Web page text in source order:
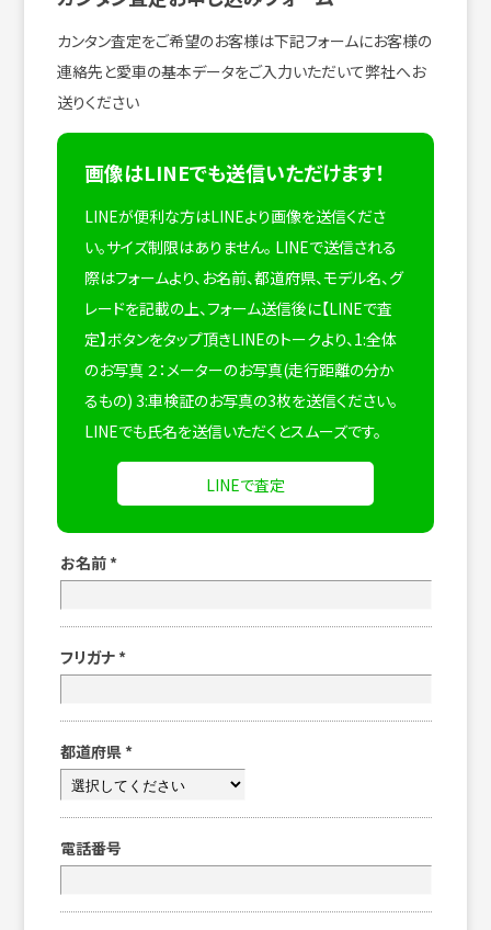
カンタン査定をご希望のお客様は下記フォームにお客様の
連絡先と愛車の基本データをご入力いただいて弊社へお
送りください
画像はLINEでも送信いただけます！
LINEが便利な方はLINEより画像を送信くださ
い。サイズ制限はありません。 LINEで送信される
際はフォームより、お名前、都道府県、モデル名、グ
レードを記載の上、フォーム送信後に【LINEで査
定】ボタンをタップ頂きLINEのトークより、1:全体
のお写真 ２：メーターのお写真(走行距離の分か
るもの) 3:車検証のお写真の3枚を送信ください。
LINEでも氏名を送信いただくとスムーズです。
LINEで査定
お名前 *
フリガナ *
都道府県 *
電話番号